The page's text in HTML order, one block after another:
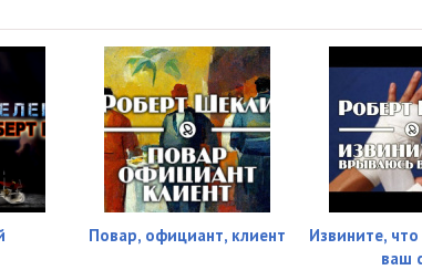
Повар, официант, клиент
Извините,
ваш